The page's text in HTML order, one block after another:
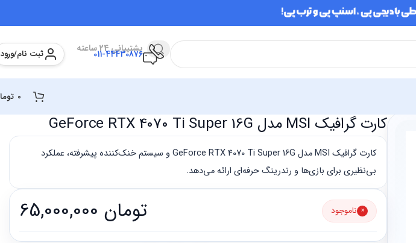
پشتیبانی 24 ساعته
011-44430876 ثبت نام/ورود
کارت گرافیک MSI مدل GeForce RTX 4070 Ti Super 16G
کارت گرافیک MSI مدل GeForce RTX 4070 Ti Super 16G و سیستم خنک‌کننده پیشرفته، عملکرد
بی‌نظیری برای بازی‌ها و رندرینگ حرفه‌ای ارائه می‌دهد.
تومان ناموجود